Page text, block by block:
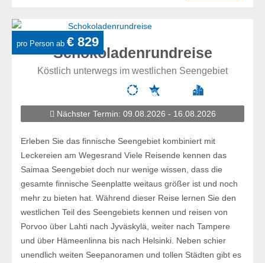
pro Person ab € 829
Schokoladenrundreise
Köstlich unterwegs im westlichen Seengebiet
Nächster Termin: 09.08.2026 - 16.08.2026
Erleben Sie das finnische Seengebiet kombiniert mit
Leckereien am Wegesrand Viele Reisende kennen das
Saimaa Seengebiet doch nur wenige wissen, dass die
gesamte finnische Seenplatte weitaus größer ist und noch
mehr zu bieten hat. Während dieser Reise lernen Sie den
westlichen Teil des Seengebiets kennen und reisen von
Porvoo über Lahti nach Jyväskylä, weiter nach Tampere
und über Hämeenlinna bis nach Helsinki. Neben schier
unendlich weiten Seepanoramen und tollen Städten gibt es